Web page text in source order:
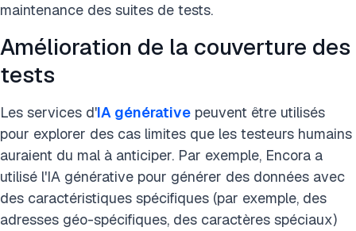
maintenance des suites de tests.
Amélioration de la couverture des
tests
Les services d'IA générative peuvent être utilisés
pour explorer des cas limites que les testeurs humains
auraient du mal à anticiper. Par exemple, Encora a
utilisé l'IA générative pour générer des données avec
des caractéristiques spécifiques (par exemple, des
adresses géo-spécifiques, des caractères spéciaux)